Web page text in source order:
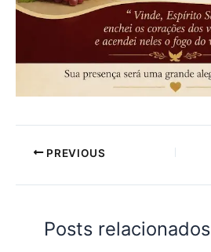
PREVIOUS
Posts relacionados